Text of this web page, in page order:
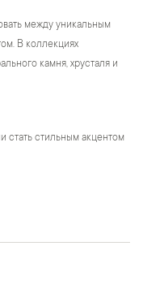
между уникальным
В коллекциях
камня, хрусталя и
стать стильным акцентом